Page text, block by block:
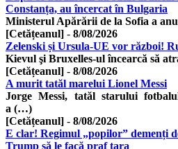
Constanța, au încercat în Bulgaria
Ministerul Apărării de la Sofia a
[Cetățeanul] - 8/08/2026
Zelenski și Ursula-UE vor război!
Kievul şi Bruxelles-ul încearcă să
[Cetățeanul] - 8/08/2026
A murit tatăl marelui Lionel Messi
Jorge Messi, tatăl starului
a (…)
[Cetățeanul] - 8/08/2026
E clar! Regimul „popilor” demenți
Trump să le facă praf țara